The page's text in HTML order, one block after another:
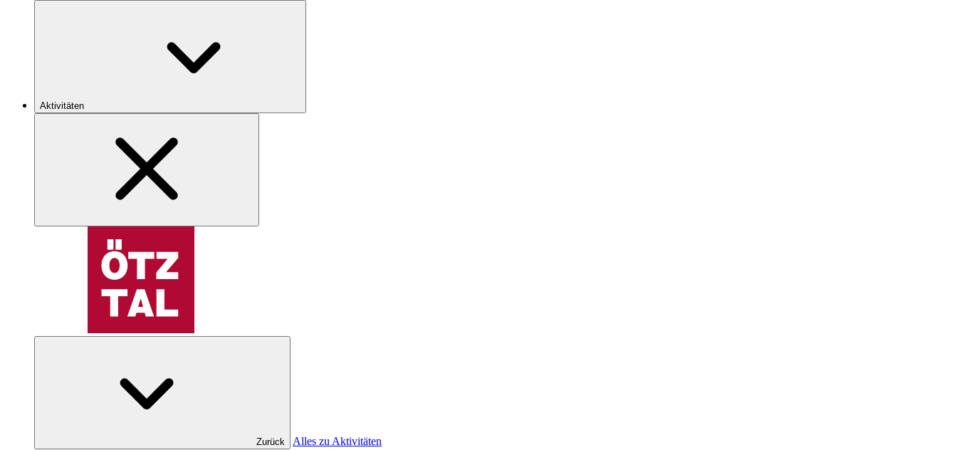
Aktivitäten
Zurück
Alles zu Aktivitäten